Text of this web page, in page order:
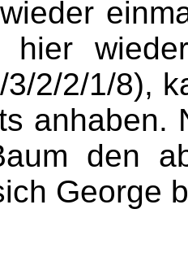
hier
2/2/1/8),
anhaben.
den
George